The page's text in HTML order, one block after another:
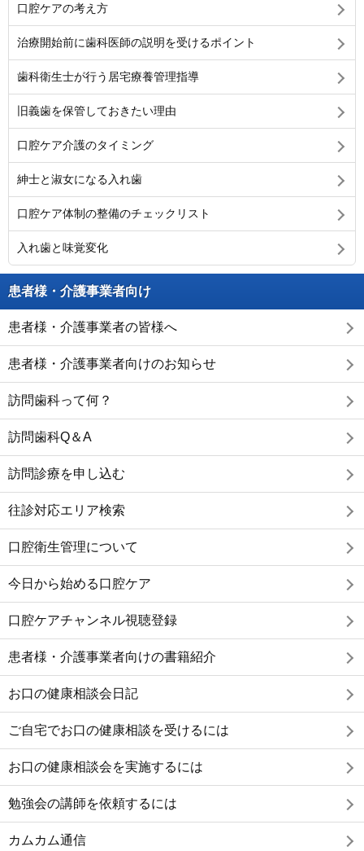
口腔ケアの考え方
治療開始前に歯科医師の説明を受けるポイント
歯科衛生士が行う居宅療養管理指導
旧義歯を保管しておきたい理由
口腔ケア介護のタイミング
紳士と淑女になる入れ歯
口腔ケア体制の整備のチェックリスト
入れ歯と味覚変化
患者様・介護事業者向け
患者様・介護事業者の皆様へ
患者様・介護事業者向けのお知らせ
訪問歯科って何？
訪問歯科Q＆A
訪問診療を申し込む
往診対応エリア検索
口腔衛生管理について
今日から始める口腔ケア
口腔ケアチャンネル視聴登録
患者様・介護事業者向けの書籍紹介
お口の健康相談会日記
ご自宅でお口の健康相談を受けるには
お口の健康相談会を実施するには
勉強会の講師を依頼するには
カムカム通信